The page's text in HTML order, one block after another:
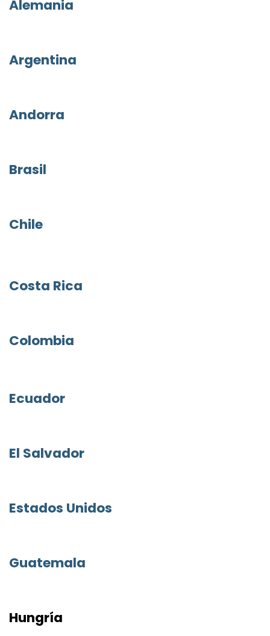
Alemania
Argentina
Andorra
Brasil
Chile
Costa Rica
Colombia
Ecuador
El Salvador
Estados Unidos
Guatemala
Hungría